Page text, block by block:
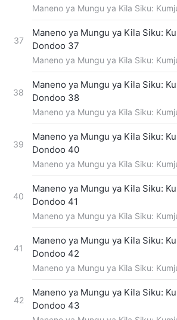
Maneno ya Mungu ya Kila Siku:
37
Maneno ya Mungu ya Kila Siku:
Dondoo 37
Maneno ya Mungu ya Kila Siku:
38
Maneno ya Mungu ya Kila Siku:
Dondoo 38
Maneno ya Mungu ya Kila Siku:
39
Maneno ya Mungu ya Kila Siku:
Dondoo 40
Maneno ya Mungu ya Kila Siku:
40
Maneno ya Mungu ya Kila Siku:
Dondoo 41
Maneno ya Mungu ya Kila Siku:
41
Maneno ya Mungu ya Kila Siku:
Dondoo 42
Maneno ya Mungu ya Kila Siku:
42
Maneno ya Mungu ya Kila Siku:
Dondoo 43